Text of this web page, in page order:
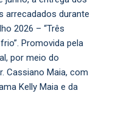
arrecadados durante
2026 – “Três
Promovida pela
por meio do
Cassiano Maia, com
Kelly Maia e da